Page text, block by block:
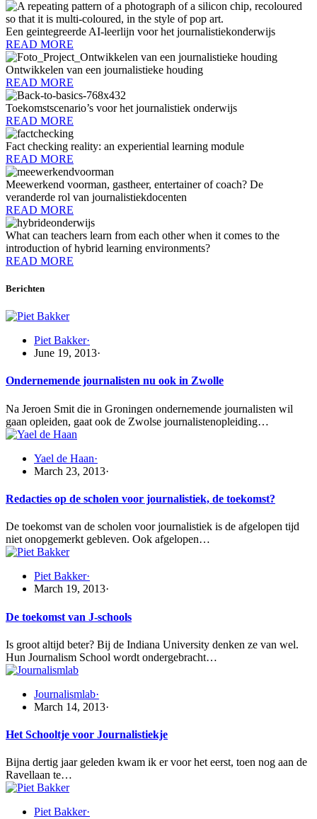
Een geintegreerde AI-leerlijn voor het journalistiekonderwijs
READ MORE
Ontwikkelen van een journalistieke houding
READ MORE
Toekomstscenario’s voor het journalistiek onderwijs
READ MORE
Fact checking reality: an experiential learning module​
READ MORE
Meewerkend voorman, gastheer, entertainer of coach? De
veranderde rol van journalistiekdocenten
READ MORE
What can teachers learn from each other when it comes to the
introduction of hybrid learning environments?
READ MORE
Berichten
Piet Bakker·
June 19, 2013·
Ondernemende journalisten nu ook in Zwolle
Na Jeroen Smit die in Groningen ondernemende journalisten wil
gaan opleiden, gaat ook de Zwolse journalistenopleiding…
Yael de Haan·
March 23, 2013·
Redacties op de scholen voor journalistiek, de toekomst?
De toekomst van de scholen voor journalistiek is de afgelopen tijd
niet onopgemerkt gebleven. Ook afgelopen…
Piet Bakker·
March 19, 2013·
De toekomst van J-schools
Is groot altijd beter? Bij de Indiana University denken ze van wel.
Hun Journalism School wordt ondergebracht…
Journalismlab·
March 14, 2013·
Het Schooltje voor Journalistiekje
Bijna dertig jaar geleden kwam ik er voor het eerst, toen nog aan de
Ravellaan te…
Piet Bakker·